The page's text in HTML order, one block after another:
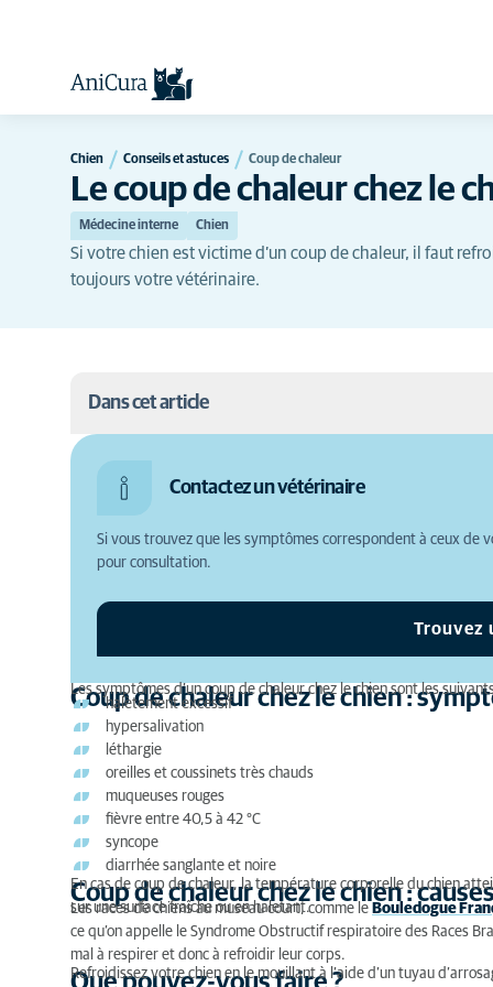
Chien Conseils et astuces Coup de chaleur
Le coup de chaleur chez le
Médecine interne Chien
Si votre chien est victime d’un coup de chaleur, il faut
toujours votre vétérinaire.
Dans cet article
Que pouvez-vous faire ?
Contactez un vétérinaire
Si vous trouvez que les symptômes correspondent à ceux de
pour consultation.
Trouvez
Coup de chaleur chez le chien :
Les symptômes d’un coup de chaleur chez le chien sont les
halètement excessif
hypersalivation
léthargie
oreilles et coussinets très chauds
muqueuses rouges
fièvre entre 40,5 à 42 °C
syncope
diarrhée sanglante et noire
Coup de chaleur chez le chien :
En cas de coup de chaleur, la température corporelle du chien
sur une surface fraîche ou en haletant.
Les races de chiens au museau court, comme le Bouledogue
ce qu’on appelle le Syndrome Obstructif respiratoire des Races
mal à respirer et donc à refroidir leur corps.
Refroidissez votre chien en le mouillant à l’aide d’un tuyau